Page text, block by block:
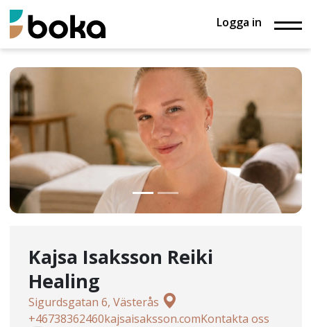
Logga in
Kajsa Isaksson Reiki
Healing
Sigurdsgatan 6, Västerås
+46738362460kajsaisaksson.comKontakta oss